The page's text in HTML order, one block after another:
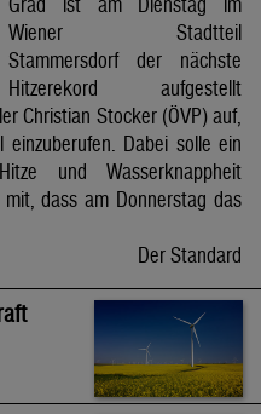
Wiener Stadtteil
Stammersdorf der nächste
Hitzerekord aufgestellt
Christian Stocker (ÖVP) auf,
Dabei solle ein
und Wasserknappheit
dass am Donnerstag das
Der Standard